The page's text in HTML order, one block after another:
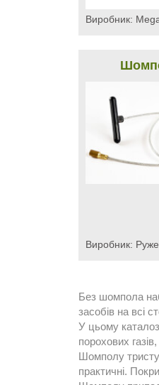
Виробник:
Виробник:
Без шомпола
засобів на всі
У цьому
порохових
Шомполу
практичні.